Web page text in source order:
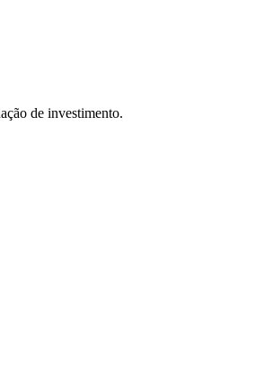
de investimento.